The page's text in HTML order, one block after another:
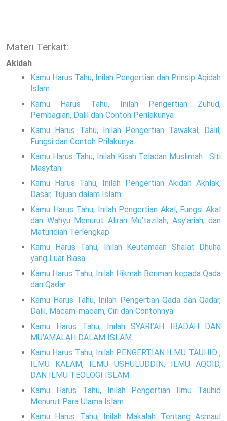
Materi Terkait:
Akidah
Kamu Harus Tahu, Inilah Pengertian dan Prinsip Aqidah
Islam
Kamu Harus Tahu, Inilah Pengertian Zuhud,
Pembagian, Dalil dan Contoh Perilakunya
Kamu Harus Tahu, Inilah Pengertian Tawakal, Dalil,
Fungsi dan Contoh Prilakunya
Kamu Harus Tahu, Inilah Kisah Teladan Muslimah : Siti
Masytah
Kamu Harus Tahu, Inilah Pengertian Akidah Akhlak,
Dasar, Tujuan dalam Islam
Kamu Harus Tahu, Inilah Pengertian Akal, Fungsi Akal
dan Wahyu Menurut Aliran Mu’tazilah, Asy’ariah, dan
Maturidiah Terlengkap
Kamu Harus Tahu, Inilah Keutamaan Shalat Dhuha
yang Luar Biasa
Kamu Harus Tahu, Inilah Hikmah Beriman kepada Qada
dan Qadar
Kamu Harus Tahu, Inilah Pengertian Qada dan Qadar,
Dalil, Macam-macam, Ciri dan Contohnya
Kamu Harus Tahu, Inilah SYARI’AH IBADAH DAN
MU’AMALAH DALAM ISLAM
Kamu Harus Tahu, Inilah PENGERTIAN ILMU TAUHID ,
ILMU KALAM, ILMU USHULUDDIN, ILMU AQOID,
DAN ILMU TEOLOGI ISLAM
Kamu Harus Tahu, Inilah Pengertian Ilmu Tauhid
Menurut Para Ulama Islam
Kamu Harus Tahu, Inilah Makalah Tentang Asmaul